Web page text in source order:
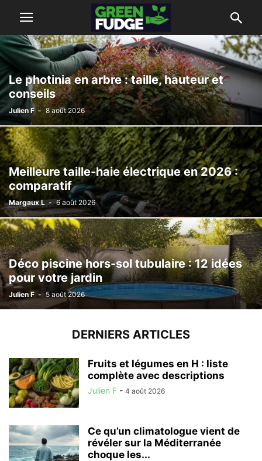
Le photinia en arbre : taille, hauteur et
conseils
Julien F - 8 août 2026
Meilleure taille-haie électrique en 2026 :
comparatif
Margaux L - 6 août 2026
Déco piscine hors-sol tubulaire : 12 idées
pour votre jardin
Julien F - 5 août 2026
DERNIERS ARTICLES
Fruits et légumes en H : liste
complète avec descriptions
Julien F - 4 août 2026
Ce qu’un climatologue vient de
révéler sur la Méditerranée
choque les...